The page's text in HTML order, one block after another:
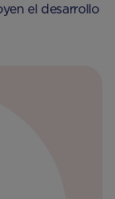
el desarrollo